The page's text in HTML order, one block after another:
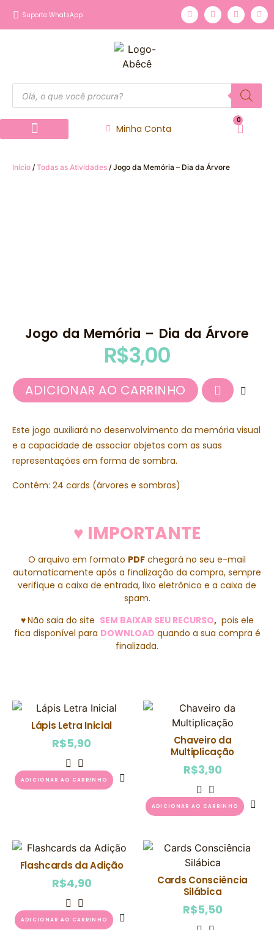
Suporte WhatsApp
Minha Conta
0
Início / Todas as Atividades / Jogo da Memória – Dia da Árvore
Jogo da Memória – Dia da Árvore
R$3,00
ADICIONAR AO CARRINHO
Este jogo auxiliará no desenvolvimento da memória visual
e a capacidade de associar objetos com as suas
representações em forma de sombra.
Contém: 24 cards (árvores e sombras)
♥ IMPORTANTE
O arquivo em formato PDF chegará no seu e-mail
automaticamente após a finalização da compra, sempre
verifique a caixa de entrada, lixo eletrônico e a caixa de
spam.
♥Não saia do site SEM BAIXAR SEU RECURSO,pois ele
fica disponível para DOWNLOAD quando a sua compra é
finalizada.
Lápis Letra Inicial
R$5,90
ADICIONAR AO CARRINHO
Chaveiro da
Multiplicação
R$3,90
ADICIONAR AO CARRINHO
Flashcards da Adição
R$4,90
ADICIONAR AO CARRINHO
Cards Consciência
Silábica
R$5,50